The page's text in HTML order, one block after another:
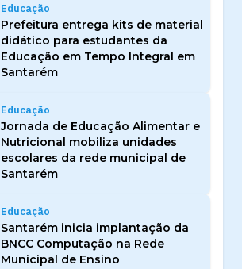
Educação
Prefeitura entrega kits de material
didático para estudantes da
Educação em Tempo Integral em
Santarém
Educação
Jornada de Educação Alimentar e
Nutricional mobiliza unidades
escolares da rede municipal de
Santarém
Educação
Santarém inicia implantação da
BNCC Computação na Rede
Municipal de Ensino